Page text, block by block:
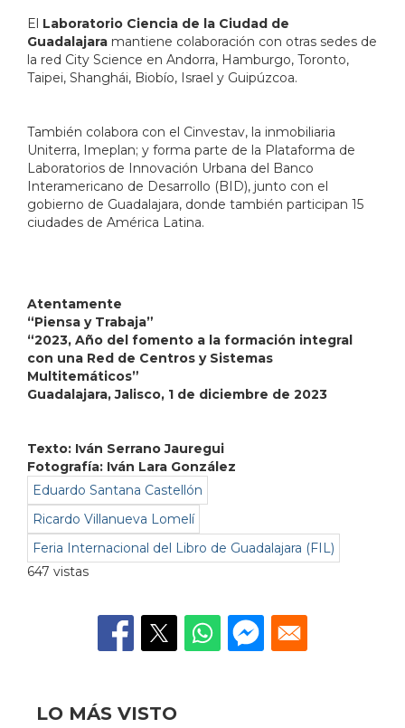
El Laboratorio Ciencia de la Ciudad de
Guadalajara mantiene colaboración con otras sedes de
la red City Science en Andorra, Hamburgo, Toronto,
Taipei, Shanghái, Biobío, Israel y Guipúzcoa.
También colabora con el Cinvestav, la inmobiliaria
Uniterra, Imeplan; y forma parte de la Plataforma de
Laboratorios de Innovación Urbana del Banco
Interamericano de Desarrollo (BID), junto con el
gobierno de Guadalajara, donde también participan 15
ciudades de América Latina.
Atentamente
“Piensa y Trabaja”
“2023, Año del fomento a la formación integral
con una Red de Centros y Sistemas
Multitemáticos”
Guadalajara, Jalisco, 1 de diciembre de 2023
Texto: Iván Serrano Jauregui
Fotografía: Iván Lara González
Eduardo Santana Castellón
Ricardo Villanueva Lomelí
Feria Internacional del Libro de Guadalajara (FIL)
647 vistas
LO MÁS VISTO